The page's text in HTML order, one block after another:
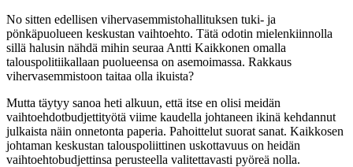
No sitten edellisen vihervasemmistohallituksen tuki- ja
pönkäpuolueen keskustan vaihtoehto. Tätä odotin mielenkiinnolla
sillä halusin nähdä mihin seuraa Antti Kaikkonen omalla
talouspolitiikallaan puolueensa on asemoimassa. Rakkaus
vihervasemmistoon taitaa olla ikuista?
Mutta täytyy sanoa heti alkuun, että itse en olisi meidän
vaihtoehdotbudjettityötä viime kaudella johtaneen ikinä kehdannut
julkaista näin onnetonta paperia. Pahoittelut suorat sanat. Kaikkosen
johtaman keskustan talouspoliittinen uskottavuus on heidän
vaihtoehtobudjettinsa perusteella valitettavasti pyöreä nolla.